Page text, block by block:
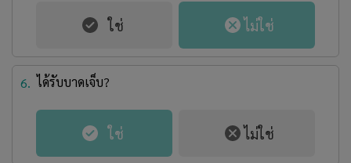
6. ได้รับบาดเจ็บ?